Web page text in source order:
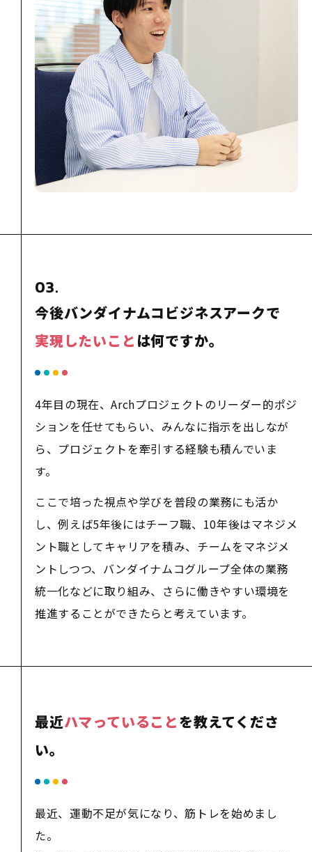
03.
今後バンダイナムコビジネスアークで
実現したいこと は何ですか。
4年目の現在、Archプロジェクトのリーダー的ポジ
ションを任せてもらい、みんなに指示を出しなが
ら、プロジェクトを牽引する経験も積んでいま
す。
ここで培った視点や学びを普段の業務にも活か
し、例えば5年後にはチーフ職、10年後はマネジメ
ント職としてキャリアを積み、チームをマネジメ
ントしつつ、バンダイナムコグループ全体の業務
統一化などに取り組み、さらに働きやすい環境を
推進することができたらと考えています。
最近ハマっていることを教えてくださ
い。
最近、運動不足が気になり、筋トレを始めまし
た。